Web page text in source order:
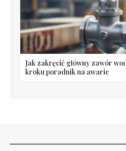
Jak zakręcić główny zawór
kroku poradnik na awarie